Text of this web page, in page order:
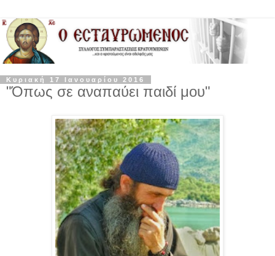
Κυριακή 17 Ιανουαρίου 2016
"Όπως σε αναπαύει παιδί μου"